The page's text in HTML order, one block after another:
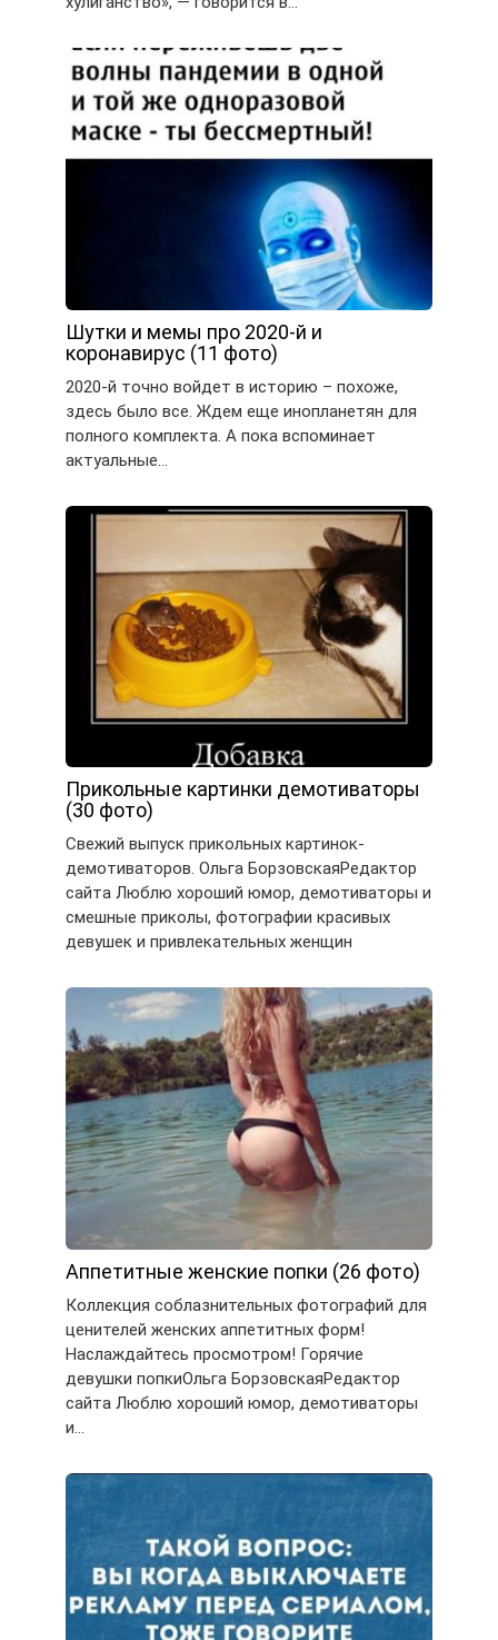
Шутки и мемы про 2020-й и
коронавирус (11 фото)
2020-й точно войдет в историю – похоже,
здесь было все. Ждем еще инопланетян для
полного комплекта. А пока вспоминает
актуальные…
Прикольные картинки демотиваторы
(30 фото)
Свежий выпуск прикольных картинок-
демотиваторов. Ольга БорзовскаяРедактор
сайта Люблю хороший юмор, демотиваторы и
смешные приколы, фотографии красивых
девушек и привлекательных женщин
Аппетитные женские попки (26 фото)
Коллекция соблазнительных фотографий для
ценителей женских аппетитных форм!
Наслаждайтесь просмотром! Горячие
девушки попкиОльга БорзовскаяРедактор
сайта Люблю хороший юмор, демотиваторы
и…